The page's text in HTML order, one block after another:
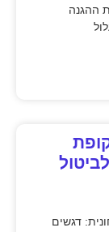
ההגנה
דגשים